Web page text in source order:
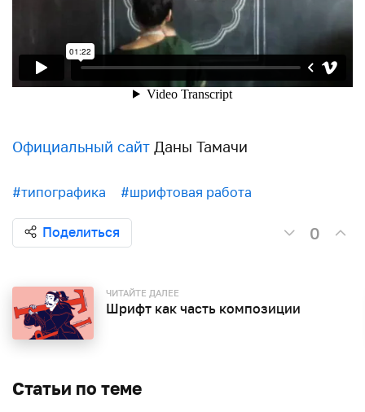
Официальный сайт Даны Тамачи
#типографика #шрифтовая работа
Поделиться 0
ЧИТАЙТЕ ДАЛЕЕ
Шрифт как часть композиции
Статьи по теме